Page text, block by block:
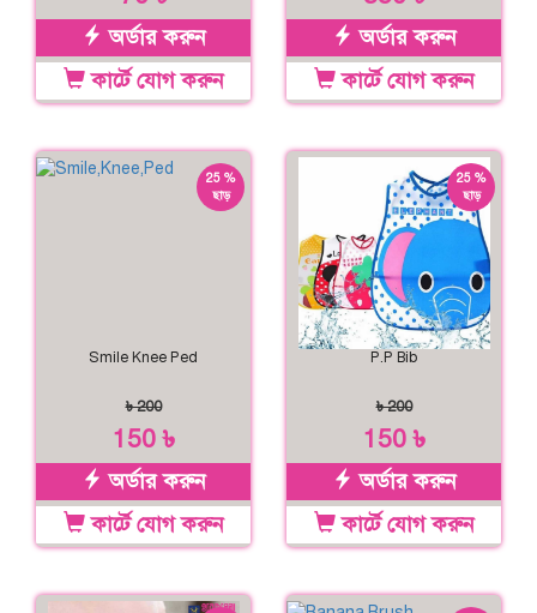
অর্ডার করুন
কার্টে যোগ করুন
অর্ডার করুন
কার্টে যোগ করুন
25 %
ছাড়
Smile Knee Ped
৳ 200
150 ৳
অর্ডার করুন
কার্টে যোগ করুন
25 %
ছাড়
P.P Bib
৳ 200
150 ৳
অর্ডার করুন
কার্টে যোগ করুন